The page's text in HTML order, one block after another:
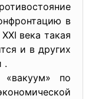
в
века такая
и в других
.
по